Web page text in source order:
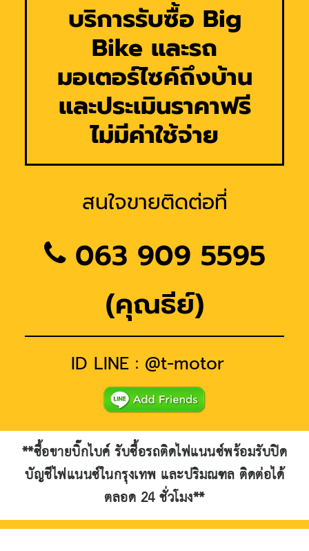
บริการรับซื้อ Big
Bike และรถ
มอเตอร์ไซค์ถึงบ้าน
และประเมินราคาฟรี
ไม่มีค่าใช้จ่าย
สนใจขายติดต่อที่
063 909 5595
(คุณธีย์)
ID LINE : @t-motor
**ซื้อขายบิ๊กไบค์ รับซื้อรถติดไฟแนนซ์พร้อมรับปิด
บัญชีไฟแนนซ์ในกรุงเทพ และปริมณฑล ติดต่อได้
ตลอด 24 ชั่วโมง**